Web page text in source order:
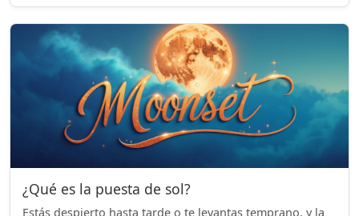
¿Qué es la puesta de sol?
Estás despierto hasta tarde o te levantas temprano, y la